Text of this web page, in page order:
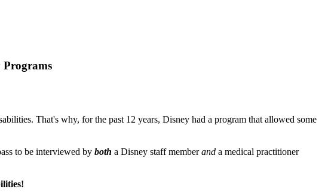
Programs
That's why, for the past 12 years, Disney had a program that allowed some
to be interviewed by both a Disney staff memberand a medical practitioner